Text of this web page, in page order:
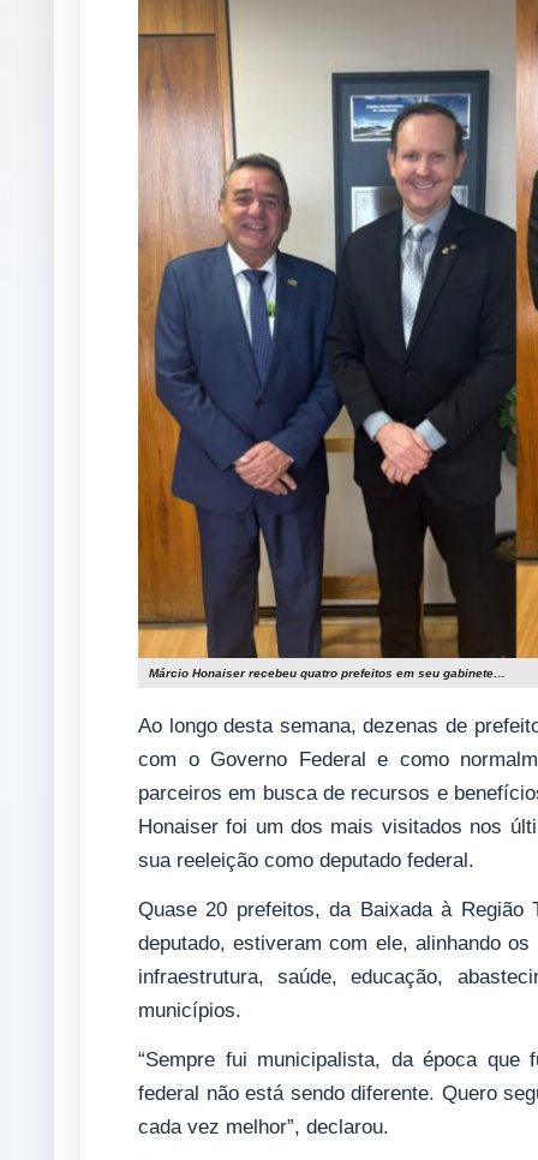
Márcio Honaiser recebeu quatro prefeitos em seu gabinete…
Ao longo desta semana, dezenas de
com o Governo Federal e como
parceiros em busca de recursos e
Honaiser foi um dos mais visitados nos
sua reeleição como deputado federal.
Quase 20 prefeitos, da Baixada à
deputado, estiveram com ele, alinhando
infraestrutura, saúde, educação,
municípios.
“Sempre fui municipalista, da época
federal não está sendo diferente. Quero
cada vez melhor”, declarou.